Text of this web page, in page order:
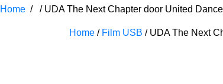
Home / / UDA The Next Chapter door United
Home / Film USB / UDA The Next